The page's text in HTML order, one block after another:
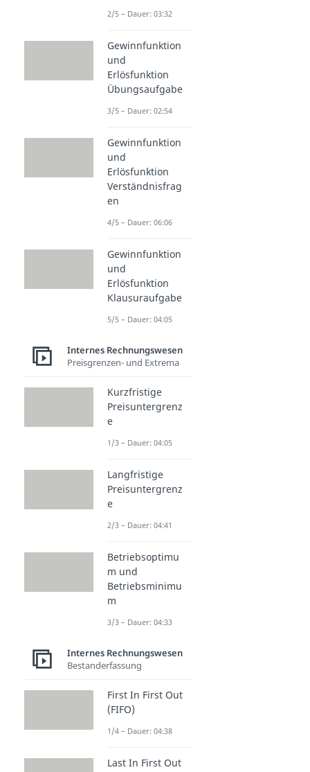
2/5 – Dauer: 03:32
Gewinnfunktion
und
Erlösfunktion
Übungsaufgabe
3/5 – Dauer: 02:54
Gewinnfunktion
und
Erlösfunktion
Verständnisfrag
en
4/5 – Dauer: 06:06
Gewinnfunktion
und
Erlösfunktion
Klausuraufgabe
5/5 – Dauer: 04:05
Internes Rechnungswesen
Preisgrenzen- und Extrema
Kurzfristige
Preisuntergrenz
e
1/3 – Dauer: 04:05
Langfristige
Preisuntergrenz
e
2/3 – Dauer: 04:41
Betriebsoptimu
m und
Betriebsminimu
m
3/3 – Dauer: 04:33
Internes Rechnungswesen
Bestanderfassung
First In First Out
(FIFO)
1/4 – Dauer: 04:38
Last In First Out